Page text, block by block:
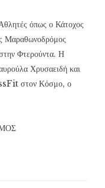
όπως ο Κάτοχος
Μαραθωνοδρόμος
Φτερούντα. Η
Χρυσαειδή και
στον Κόσμο, ο